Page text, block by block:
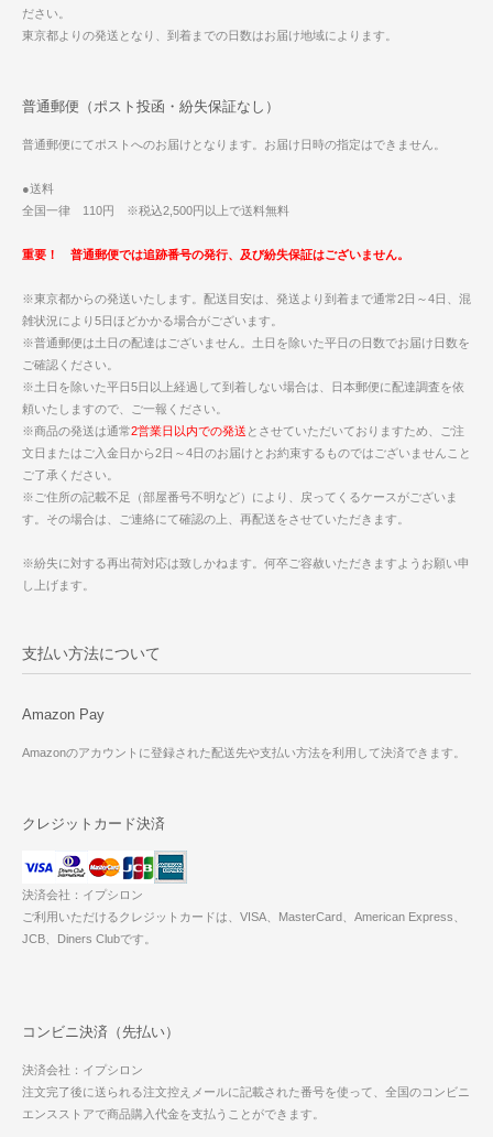
ださい。
東京都よりの発送となり、到着までの日数はお届け地域によります。
普通郵便（ポスト投函・紛失保証なし）
普通郵便にてポストへのお届けとなります。お届け日時の指定はできません。
●送料
全国一律 110円 ※税込2,500円以上で送料無料
重要！ 普通郵便では追跡番号の発行、及び紛失保証はございません。
※東京都からの発送いたします。配送目安は、発送より到着まで通常2日～4日、混
雑状況により5日ほどかかる場合がございます。
※普通郵便は土日の配達はございません。土日を除いた平日の日数でお届け日数を
ご確認ください。
※土日を除いた平日5日以上経過して到着しない場合は、日本郵便に配達調査を依
頼いたしますので、ご一報ください。
※商品の発送は通常2営業日以内での発送 とさせていただいておりますため、ご注
文日またはご入金日から2日～4日のお届けとお約束するものではございませんこと
ご了承ください。
※ご住所の記載不足（部屋番号不明など）により、戻ってくるケースがございま
す。その場合は、ご連絡にて確認の上、再配送をさせていただきます。
※紛失に対する再出荷対応は致しかねます。何卒ご容赦いただきますようお願い申
し上げます。
支払い方法について
Amazon Pay
Amazonのアカウントに登録された配送先や支払い方法を利用して決済できます。
クレジットカード決済
決済会社：イプシロン
ご利用いただけるクレジットカードは、VISA、MasterCard、American Express、
JCB、Diners Clubです。
コンビニ決済（先払い）
決済会社：イプシロン
注文完了後に送られる注文控えメールに記載された番号を使って、全国のコンビニ
エンスストアで商品購入代金を支払うことができます。